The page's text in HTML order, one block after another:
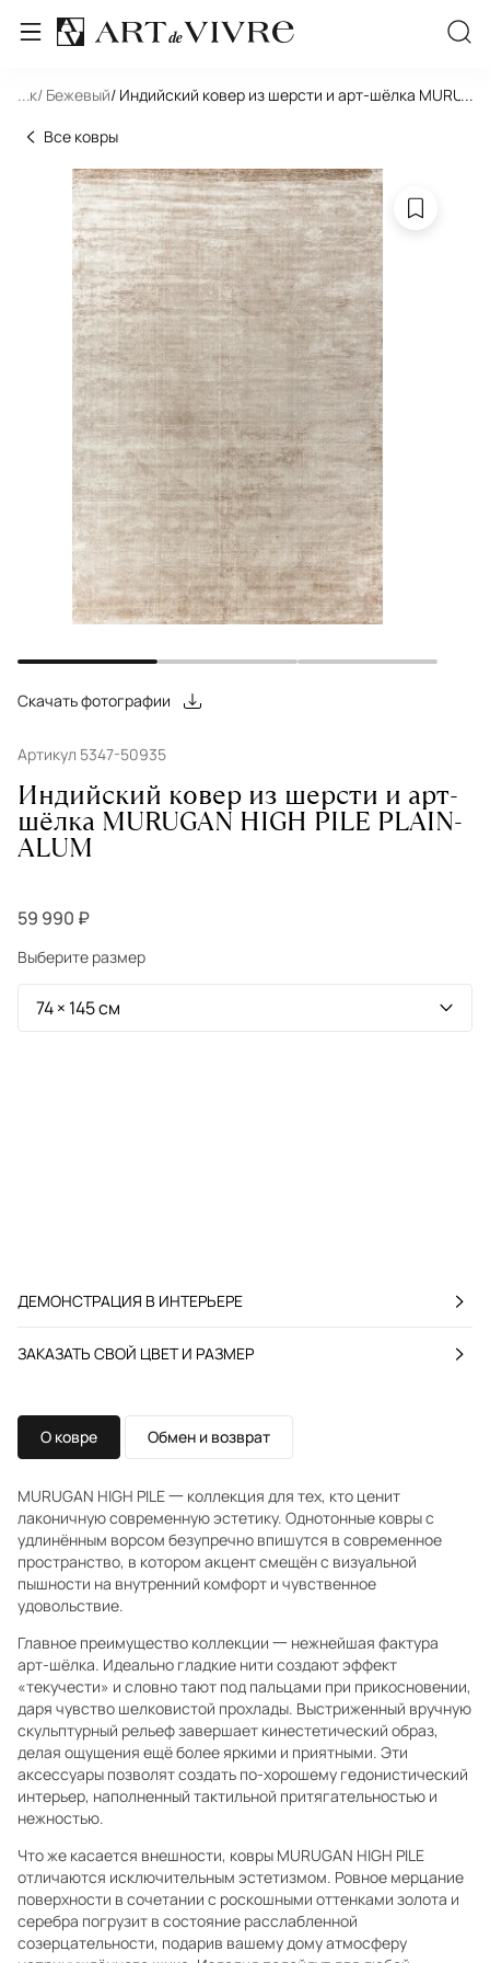
... / Бежевый/ Индийский ковер из шерсти и арт-шёлка
...
Все ковры
Скачать фотографии
Артикул 5347-50935
Индийский ковер из шерсти и арт-
шёлка MURUGAN HIGH PILE PLAIN-
ALUM
59 990 ₽
Выберите размер
ДЕМОНСТРАЦИЯ В ИНТЕРЬЕРЕ
ЗАКАЗАТЬ СВОЙ ЦВЕТ И РАЗМЕР
О ковре Обмен и возврат
MURUGAN HIGH PILE 一 коллекция для тех, кто ценит
лаконичную современную эстетику. Однотонные ковры с
удлинённым ворсом безупречно впишутся в современное
пространство, в котором акцент смещён с визуальной
пышности на внутренний комфорт и чувственное
удовольствие.
Главное преимущество коллекции 一 нежнейшая фактура
арт-шёлка. Идеально гладкие нити создают эффект
«текучести» и словно тают под пальцами при прикосновении,
даря чувство шелковистой прохлады. Выстриженный вручную
скульптурный рельеф завершает кинестетический образ,
делая ощущения ещё более яркими и приятными. Эти
аксессуары позволят создать по-хорошему гедонистический
интерьер, наполненный тактильной притягательностью и
нежностью.
Что же касается внешности, ковры MURUGAN HIGH PILE
отличаются исключительным эстетизмом. Ровное мерцание
поверхности в сочетании с роскошными оттенками золота и
серебра погрузит в состояние расслабленной
созерцательности, подарив вашему дому атмосферу